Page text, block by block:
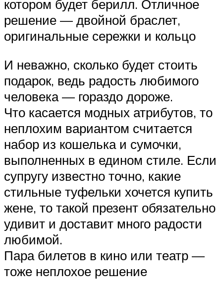
котором будет берилл. Отличное
решение — двойной браслет,
оригинальные сережки и кольцо
И неважно, сколько будет стоить
подарок, ведь радость любимого
человека — гораздо дороже.
Что касается модных атрибутов, то
неплохим вариантом считается
набор из кошелька и сумочки,
выполненных в едином стиле. Если
супругу известно точно, какие
стильные туфельки хочется купить
жене, то такой презент обязательно
удивит и доставит много радости
любимой.
Пара билетов в кино или театр —
тоже неплохое решение